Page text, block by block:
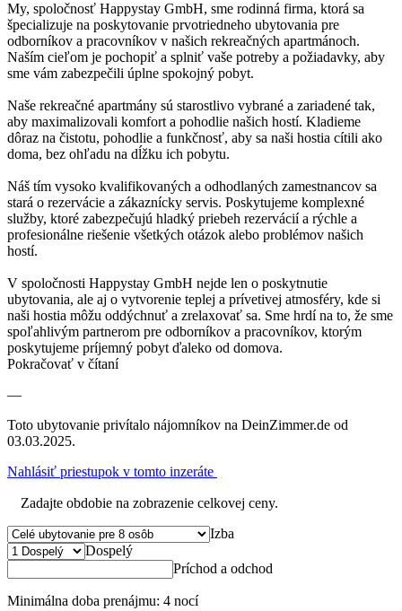
My, spoločnosť Happystay GmbH, sme rodinná firma, ktorá sa
špecializuje na poskytovanie prvotriedneho ubytovania pre
odborníkov a pracovníkov v našich rekreačných apartmánoch.
Naším cieľom je pochopiť a splniť vaše potreby a požiadavky, aby
sme vám zabezpečili úplne spokojný pobyt.
Naše rekreačné apartmány sú starostlivo vybrané a zariadené tak,
aby maximalizovali komfort a pohodlie našich hostí. Kladieme
dôraz na čistotu, pohodlie a funkčnosť, aby sa naši hostia cítili ako
doma, bez ohľadu na dĺžku ich pobytu.
Náš tím vysoko kvalifikovaných a odhodlaných zamestnancov sa
stará o rezervácie a zákaznícky servis. Poskytujeme komplexné
služby, ktoré zabezpečujú hladký priebeh rezervácií a rýchle a
profesionálne riešenie všetkých otázok alebo problémov našich
hostí.
V spoločnosti Happystay GmbH nejde len o poskytnutie
ubytovania, ale aj o vytvorenie teplej a prívetivej atmosféry, kde si
naši hostia môžu oddýchnuť a zrelaxovať sa. Sme hrdí na to, že sme
spoľahlivým partnerom pre odborníkov a pracovníkov, ktorým
poskytujeme príjemný pobyt ďaleko od domova.
Pokračovať v čítaní
—
Toto ubytovanie privítalo nájomníkov na DeinZimmer.de od
03.03.2025.
Nahlásiť priestupok v tomto inzeráte
Zadajte obdobie na zobrazenie celkovej ceny.
Izba
Dospelý
Príchod a odchod
Minimálna doba prenájmu: 4 nocí